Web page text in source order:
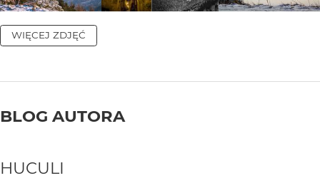
WIĘCEJ ZDJĘĆ
BLOG AUTORA
HUCULI